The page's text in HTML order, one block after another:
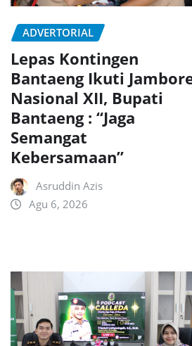
ADVERTORIAL
Lepas Kontingen
Bantaeng Ikuti
Nasional XII, Bupati
Bantaeng : “Jaga
Semangat
Kebersamaan”
Asruddin Azis
Agu 6, 2026